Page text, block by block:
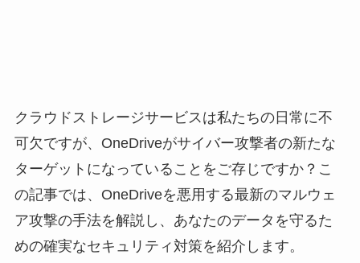
クラウドストレージサービスは私たちの日常に不
可欠ですが、OneDriveがサイバー攻撃者の新たな
ターゲットになっていることをご存じですか？こ
の記事では、OneDriveを悪用する最新のマルウェ
ア攻撃の手法を解説し、あなたのデータを守るた
めの確実なセキュリティ対策を紹介します。